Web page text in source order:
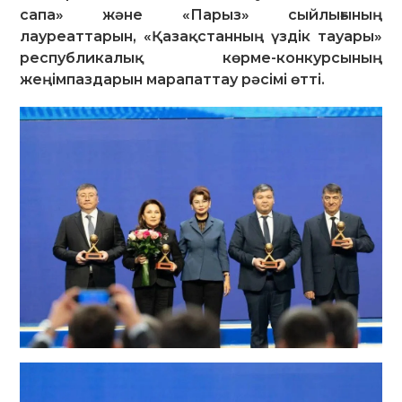
сапа» және «Парыз» сыйлығының
лауреаттарын, «Қазақстанның үздік тауары»
республикалық көрме-конкурсының
жеңімпаздарын марапаттау рәсімі өтті.